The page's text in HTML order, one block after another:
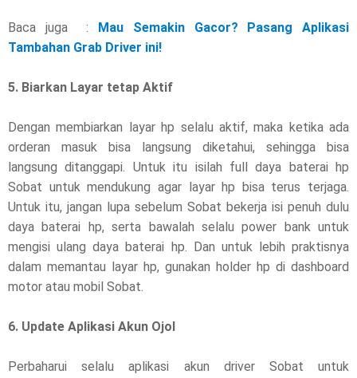
Baca juga :
Mau Semakin Gacor? Pasang Aplikasi
Tambahan Grab Driver ini!
5. Biarkan Layar tetap Aktif
Dengan membiarkan layar hp selalu aktif, maka ketika ada
orderan masuk bisa langsung diketahui, sehingga bisa
langsung ditanggapi. Untuk itu isilah full daya baterai hp
Sobat untuk mendukung agar layar hp bisa terus terjaga.
Untuk itu, jangan lupa sebelum Sobat bekerja isi penuh dulu
daya baterai hp, serta bawalah selalu power bank untuk
mengisi ulang daya baterai hp. Dan untuk lebih praktisnya
dalam memantau layar hp, gunakan holder hp di dashboard
motor atau mobil Sobat.
6. Update Aplikasi Akun Ojol
Perbaharui selalu aplikasi akun driver Sobat untuk